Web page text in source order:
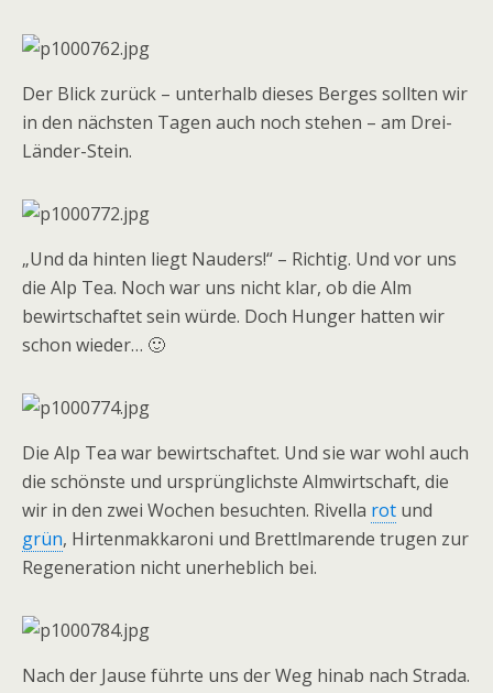
Der Blick zurück – unterhalb dieses Berges sollten wir
in den nächsten Tagen auch noch stehen – am Drei-
Länder-Stein.
„Und da hinten liegt Nauders!“ – Richtig. Und vor uns
die Alp Tea. Noch war uns nicht klar, ob die Alm
bewirtschaftet sein würde. Doch Hunger hatten wir
schon wieder… 🙂
Die Alp Tea war bewirtschaftet. Und sie war wohl auch
die schönste und ursprünglichste Almwirtschaft, die
wir in den zwei Wochen besuchten. Rivella rot und
grün, Hirtenmakkaroni und Brettlmarende trugen zur
Regeneration nicht unerheblich bei.
Nach der Jause führte uns der Weg hinab nach Strada.